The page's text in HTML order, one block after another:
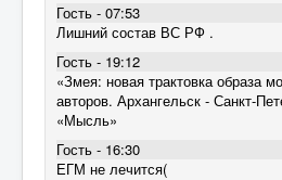
Гость - 07:53
Лишний состав ВС РФ .
Гость - 19:12
«Змея: новая трактовка образа
авторов. Архангельск - Санкт-
«Мысль»
Гость - 16:30
ЕГМ не лечится(